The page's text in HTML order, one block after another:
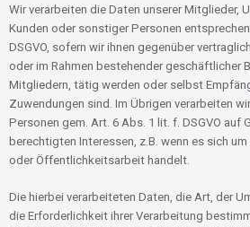
Wir verarbeiten die Daten unserer Mitglieder,
Kunden oder sonstiger Personen
DSGVO, sofern wir ihnen gegenüber
oder im Rahmen bestehender geschäftlicher
Mitgliedern, tätig werden oder selbst
Zuwendungen sind. Im Übrigen verarbeiten
Personen gem. Art. 6 Abs. 1 lit. f. DSGVO auf
berechtigten Interessen, z.B. wenn es sich
oder Öffentlichkeitsarbeit handelt.
Die hierbei verarbeiteten Daten, die Art, der
die Erforderlichkeit ihrer Verarbeitung